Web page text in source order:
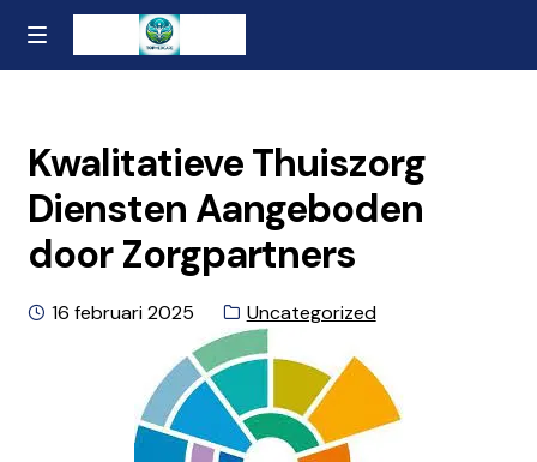
Ga
naar
Naar
de
MENU
Contact
Over ons
Privacybeleid en Algemene Voorwaarden
Kwalitatieve Thuiszorg
Diensten Aangeboden
door Zorgpartners
Geplaatst
16 februari 2025 Categorie:
Uncategorized